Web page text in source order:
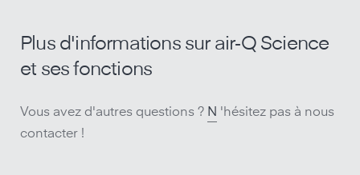
Plus d'informations sur air‑Q Science
et ses fonctions
Vous avez d'autres questions ? N 'hésitez pas à nous
contacter !